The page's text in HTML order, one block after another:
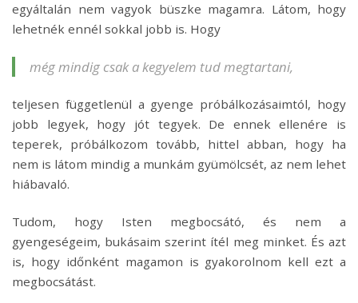
egyáltalán nem vagyok büszke magamra. Látom, hogy
lehetnék ennél sokkal jobb is. Hogy
még mindig csak a kegyelem tud megtartani,
teljesen függetlenül a gyenge próbálkozásaimtól, hogy
jobb legyek, hogy jót tegyek. De ennek ellenére is
teperek, próbálkozom tovább, hittel abban, hogy ha
nem is látom mindig a munkám gyümölcsét, az nem lehet
hiábavaló.
Tudom, hogy Isten megbocsátó, és nem a
gyengeségeim, bukásaim szerint ítél meg minket. És azt
is, hogy időnként magamon is gyakorolnom kell ezt a
megbocsátást.